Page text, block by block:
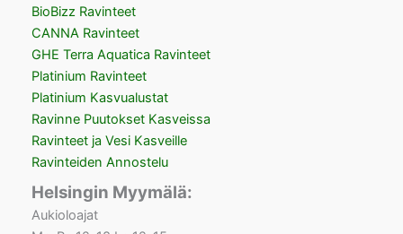
BioBizz Ravinteet
CANNA Ravinteet
GHE Terra Aquatica Ravinteet
Platinium Ravinteet
Platinium Kasvualustat
Ravinne Puutokset Kasveissa
Ravinteet ja Vesi Kasveille
Ravinteiden Annostelu
Helsingin Myymälä:
Aukioloajat